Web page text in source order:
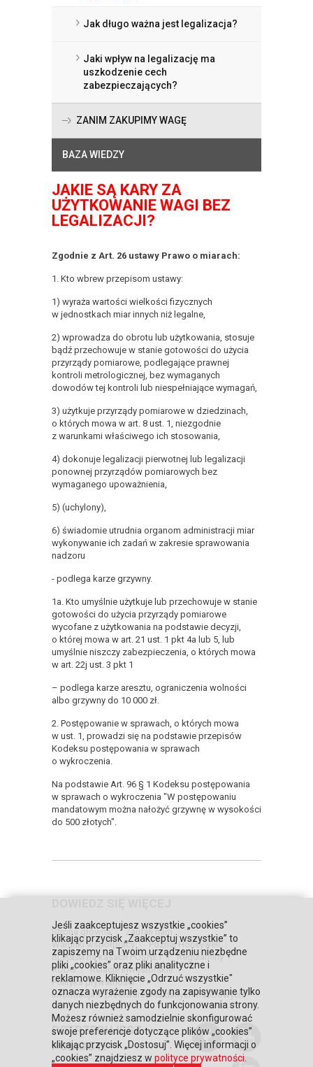
Jak długo ważna jest legalizacja?
Jaki wpływ na legalizację ma
uszkodzenie cech
zabezpieczających?
ZANIM ZAKUPIMY WAGĘ
BAZA WIEDZY
JAKIE SĄ KARY ZA
UŻYTKOWANIE WAGI BEZ
LEGALIZACJI?
Zgodnie z Art. 26 ustawy Prawo o miarach:
1. Kto wbrew przepisom ustawy:
1) wyraża wartości wielkości fizycznych
w jednostkach miar innych niż legalne,
2) wprowadza do obrotu lub użytkowania, stosuje
bądź przechowuje w stanie gotowości do użycia
przyrządy pomiarowe, podlegające prawnej
kontroli metrologicznej, bez wymaganych
dowodów tej kontroli lub niespełniające wymagań,
3) użytkuje przyrządy pomiarowe w dziedzinach,
o których mowa w art. 8 ust. 1, niezgodnie
z warunkami właściwego ich stosowania,
4) dokonuje legalizacji pierwotnej lub legalizacji
ponownej przyrządów pomiarowych bez
wymaganego upoważnienia,
5) (uchylony),
6) świadomie utrudnia organom administracji miar
wykonywanie ich zadań w zakresie sprawowania
nadzoru
- podlega karze grzywny.
1a. Kto umyślnie użytkuje lub przechowuje w stanie
gotowości do użycia przyrządy pomiarowe
wycofane z użytkowania na podstawie decyzji,
o której mowa w art. 21 ust. 1 pkt 4a lub 5, lub
umyślnie niszczy zabezpieczenia, o których mowa
w art. 22j ust. 3 pkt 1
– podlega karze aresztu, ograniczenia wolności
albo grzywny do 10 000 zł.
2. Postępowanie w sprawach, o których mowa
w ust. 1, prowadzi się na podstawie przepisów
Kodeksu postępowania w sprawach
o wykroczenia.
Na podstawie Art. 96 § 1 Kodeksu postępowania
w sprawach o wykroczenia "W postępowaniu
mandatowym można nałożyć grzywnę w wysokości
do 500 złotych".
Strona główna
Zaufali nam
Warunki współpracy
Poznaj Honeywell
BLIKIEM na kasach POSNET
Regulaminy
RODO
Relacje inwestorskie
Polityka prywatności
Informacja o przetwarzaniu danych osobowych
POTRZEBUJESZ
POMOCY?
Jeśli zaakceptujesz wszystkie „cookies”
klikając przycisk „Zaakceptuj wszystkie” to
zapiszemy na Twoim urządzeniu niezbędne
pliki „cookies” oraz pliki analityczne i
reklamowe. Kliknięcie „Odrzuć wszystkie"
oznacza wyrażenie zgody na zapisywanie tylko
danych niezbędnych do funkcjonowania strony.
Możesz również samodzielnie skonfigurować
swoje preferencje dotyczące plików „cookies”
klikając przycisk „Dostosuj”. Więcej informacji o
„cookies” znajdziesz w polityce prywatności